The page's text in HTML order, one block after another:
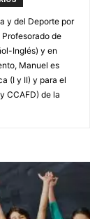
y del Deporte por
de
Inglés) y en
Manuel es
(I y II) y para el
CCAFD) de la